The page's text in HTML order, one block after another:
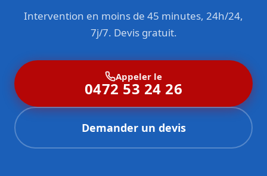
Intervention en moins de 45 minutes, 24h/24,
7j/7. Devis gratuit.
Appeler le
0472 53 24 26
Demander un devis